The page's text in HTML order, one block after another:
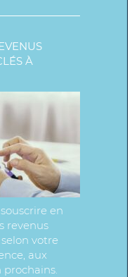
À
en
revenus
votre
aux
prochains.